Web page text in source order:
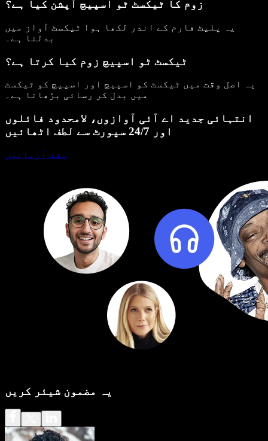
زوم کا ٹیکسٹ ٹو اسپیچ آپشن کیا ہے؟
یہ پلیٹ فارم کے اندر لکھا ہوا ٹیکسٹ آواز میں
بدلتا ہے۔
ٹیکسٹ ٹو اسپیچ زوم کیا کرتا ہے؟
یہ اصل وقت میں ٹیکسٹ کو اسپیچ اور اسپیچ کو ٹیکسٹ
میں بدل کر رسائی بڑھاتا ہے۔
انتہائی جدید اے آئی آوازوں، لامحدود فائلوں
اور 24/7 سپورٹ سے لطف اٹھائیں
مفت آزمائیں
یہ مضمون شیئر کریں